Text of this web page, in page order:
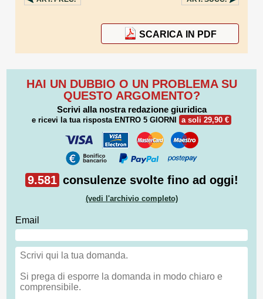
SCARICA IN PDF
HAI UN DUBBIO O UN PROBLEMA SU
QUESTO ARGOMENTO?
Scrivi alla nostra redazione giuridica
e ricevi la tua risposta ENTRO 5 GIORNI a soli 29,90 €
9.581 consulenze svolte fino ad oggi!
(vedi l'archivio completo)
Email